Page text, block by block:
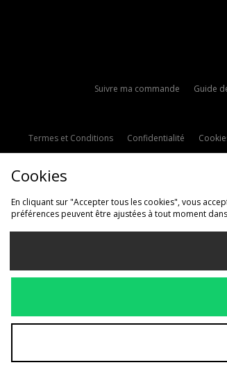
Suivre ma commande Guide
Termes et Conditions Confidentialité
Cookies
En cliquant sur "Accepter tous les cookies", vous
préférences peuvent être ajustées à tout moment